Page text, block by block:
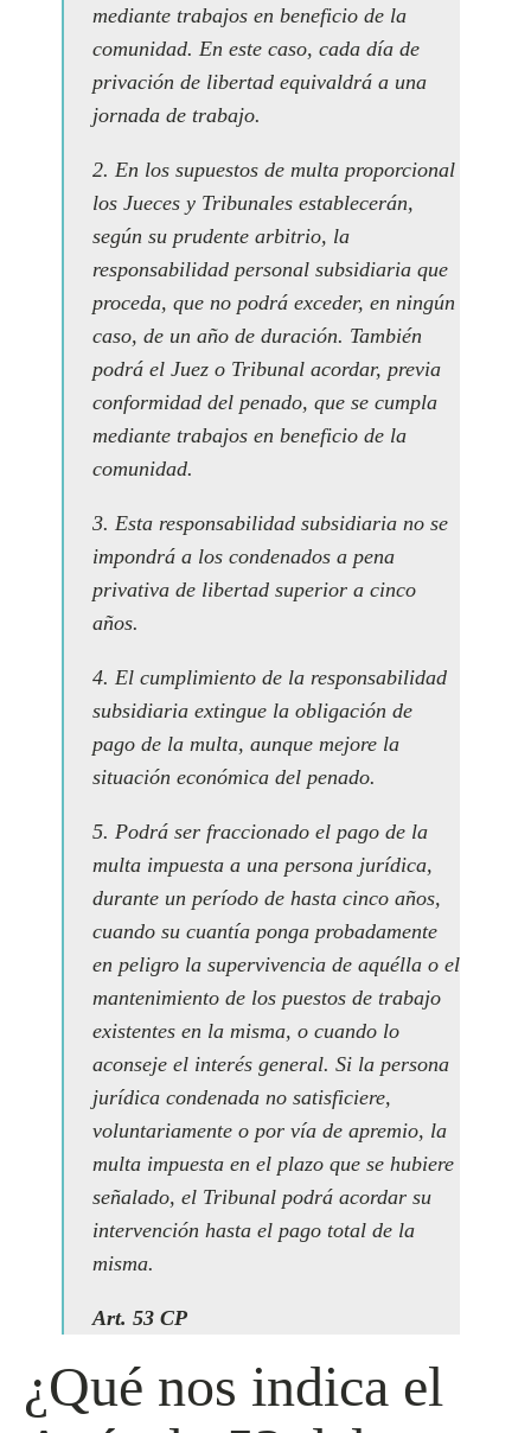
mediante trabajos en beneficio de la
comunidad. En este caso, cada día de
privación de libertad equivaldrá a una
jornada de trabajo.
2. En los supuestos de multa proporcional
los Jueces y Tribunales establecerán,
según su prudente arbitrio, la
responsabilidad personal subsidiaria que
proceda, que no podrá exceder, en ningún
caso, de un año de duración. También
podrá el Juez o Tribunal acordar, previa
conformidad del penado, que se cumpla
mediante trabajos en beneficio de la
comunidad.
3. Esta responsabilidad subsidiaria no se
impondrá a los condenados a pena
privativa de libertad superior a cinco
años.
4. El cumplimiento de la responsabilidad
subsidiaria extingue la obligación de
pago de la multa, aunque mejore la
situación económica del penado.
5. Podrá ser fraccionado el pago de la
multa impuesta a una persona jurídica,
durante un período de hasta cinco años,
cuando su cuantía ponga probadamente
en peligro la supervivencia de aquélla o el
mantenimiento de los puestos de trabajo
existentes en la misma, o cuando lo
aconseje el interés general. Si la persona
jurídica condenada no satisficiere,
voluntariamente o por vía de apremio, la
multa impuesta en el plazo que se hubiere
señalado, el Tribunal podrá acordar su
intervención hasta el pago total de la
misma.
Art. 53 CP
¿Qué nos indica el